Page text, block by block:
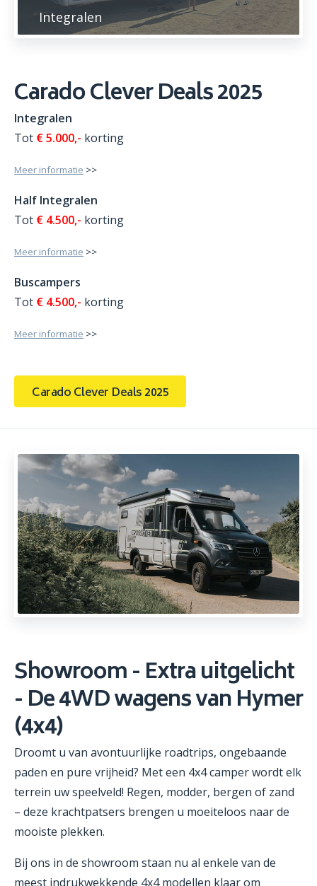
Integralen
Carado Clever Deals 2025
Integralen
Tot € 5.000,- korting
Meer informatie >>
Half Integralen
Tot € 4.500,- korting
Meer informatie >>
Buscampers
Tot € 4.500,- korting
Meer informatie >>
Carado Clever Deals 2025
Showroom - Extra uitgelicht
- De 4WD wagens van Hymer
(4x4)
Droomt u van avontuurlijke roadtrips, ongebaande
paden en pure vrijheid? Met een 4x4 camper wordt elk
terrein uw speelveld! Regen, modder, bergen of zand
– deze krachtpatsers brengen u moeiteloos naar de
mooiste plekken.
Bij ons in de showroom staan nu al enkele van de
meest indrukwekkende 4x4 modellen klaar om